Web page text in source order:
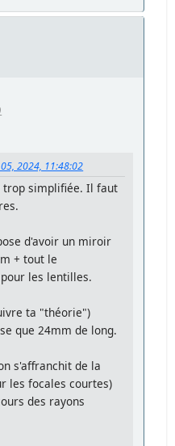
2024, 11:48:02
trop simplifiée. Il faut
d'avoir un miroir
+ tout le
les lentilles.
ta "théorie")
que 24mm de long.
s'affranchit de la
les focales courtes)
des rayons